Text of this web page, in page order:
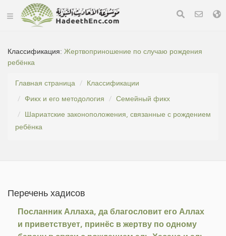
Классификация:Жертвоприношение по случаю рождения
ребёнка
Главная страница
Классификации
Фикх и его методология
Семейный фикх
Шариатские законоположения, связанные с рождением
ребёнка
Перечень хадисов
Посланник Аллаха, да благословит его Аллах
и приветствует, принёс в жертву по одному